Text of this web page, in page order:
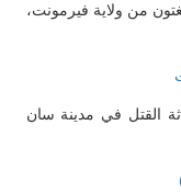
من ولاية فيرمونت،
القتل في مدينة سان